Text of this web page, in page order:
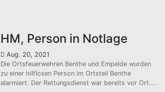
HM, Person in Notlage
Aug. 20, 2021
Die Ortsfeuerwehren Benthe und Empelde wurden
zu einer hilflosen Person im Ortsteil Benthe
alarmiert. Der Rettungsdienst war bereits vor Ort.…